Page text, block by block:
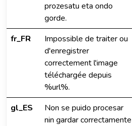
prozesatu eta ondo
gorde.
fr_FR
Impossible de traiter ou
d'enregistrer
correctement l'image
téléchargée depuis
%url%.
gl_ES
Non se puido procesar
nin gardar correctamente